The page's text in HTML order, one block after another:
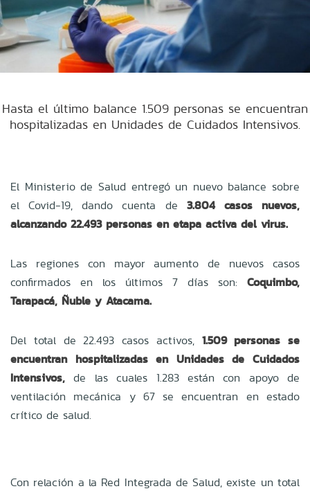
Hasta el último balance 1.509 personas se encuentran
hospitalizadas en Unidades de Cuidados Intensivos.
El Ministerio de Salud entregó un nuevo balance sobre
el Covid-19, dando cuenta de 3.804 casos nuevos,
alcanzando 22.493 personas en etapa activa del virus.
Las regiones con mayor aumento de nuevos casos
confirmados en los últimos 7 días son: Coquimbo,
Tarapacá, Ñuble y Atacama.
Del total de 22.493 casos activos, 1.509 personas se
encuentran hospitalizadas en Unidades de Cuidados
Intensivos, de las cuales 1.283 están con apoyo de
ventilación mecánica y 67 se encuentran en estado
crítico de salud.
Con relación a la Red Integrada de Salud, existe un total